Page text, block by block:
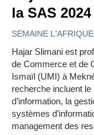
la SAS 2024
SEMAINE
Hajar Slimani est
de Commerce et de
Ismaïl (UMI) à
recherche incluent
d’information, la
systèmes
management des